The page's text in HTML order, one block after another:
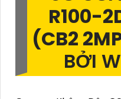
R100-
(CB2
BỞI